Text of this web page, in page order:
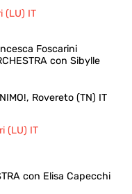
(LU) IT
Foscarini
con Sibylle
, Rovereto (TN) IT
(LU) IT
con Elisa Capecchi